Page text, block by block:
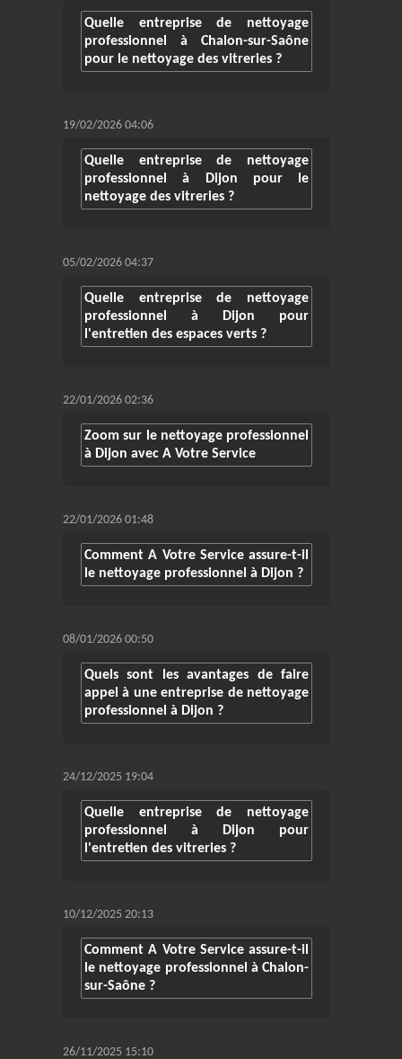
Quelle entreprise de nettoyage
professionnel à Chalon-sur-Saône
pour le nettoyage des vitreries ?
19/02/2026 04:06
Quelle entreprise de nettoyage
professionnel à Dijon pour le
nettoyage des vitreries ?
05/02/2026 04:37
Quelle entreprise de nettoyage
professionnel à Dijon pour
l'entretien des espaces verts ?
22/01/2026 02:36
Zoom sur le nettoyage professionnel
à Dijon avec A Votre Service
22/01/2026 01:48
Comment A Votre Service assure-t-il
le nettoyage professionnel à Dijon ?
08/01/2026 00:50
Quels sont les avantages de faire
appel à une entreprise de nettoyage
professionnel à Dijon ?
24/12/2025 19:04
Quelle entreprise de nettoyage
professionnel à Dijon pour
l'entretien des vitreries ?
10/12/2025 20:13
Comment A Votre Service assure-t-il
le nettoyage professionnel à Chalon-
sur-Saône ?
26/11/2025 15:10